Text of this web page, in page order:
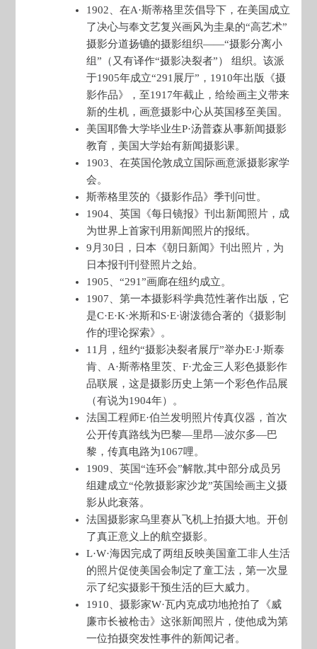
1902、在A·斯蒂格里茨倡导下，在美国成立
了决心与奉文艺复兴画风为圭臬的“高艺术”
摄影分道扬镳的摄影组织——“摄影分离小
组”（又有译作“摄影决裂者”） 组织。该派
于1905年成立“291展厅”，1910年出版《摄
影作品》，至1917年截止，给绘画主义带来
新的生机，画意摄影中心从英国移至美国。
美国耶鲁大学毕业生P·汤普森从事新闻摄影
教育，美国大学始有新闻摄影课。
1903、在英国伦敦成立国际画意派摄影家学
会。
斯蒂格里茨的《摄影作品》季刊问世。
1904、英国《每日镜报》刊出新闻照片，成
为世界上首家刊用新闻照片的报纸。
9月30日，日本《朝日新闻》刊出照片，为
日本报刊刊登照片之始。
1905、“291”画廊在纽约成立。
1907、第一本摄影科学典范性著作出版，它
是C·E·K·米斯和S·E·谢泼德合著的《摄影制
作的理论探索》。
11月，纽约“摄影决裂者展厅”举办E·J·斯泰
肯、A·斯蒂格里茨、F·尤金三人彩色摄影作
品联展，这是摄影历史上第一个彩色作品展
（有说为1904年）。
法国工程师E·伯兰发明照片传真仪器，首次
公开传真路线为巴黎—里昂—波尔多—巴
黎，传真电路为1067哩。
1909、英国“连环会”解散,其中部分成员另
组建成立“伦敦摄影家沙龙”英国绘画主义摄
影从此衰落。
法国摄影家乌里赛从飞机上拍摄大地。开创
了真正意义上的航空摄影。
L·W·海因完成了两组反映美国童工非人生活
的照片促使美国会制定了童工法，第一次显
示了纪实摄影干预生活的巨大威力。
1910、摄影家W·瓦内克成功地抢拍了《威
廉市长被枪击》这张新闻照片，使他成为第
一位拍摄突发性事件的新闻记者。